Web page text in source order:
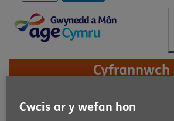
Site
Navigation
Cyfrannwch
Cysylltwch â ni
Cwcis ar y wefan hon